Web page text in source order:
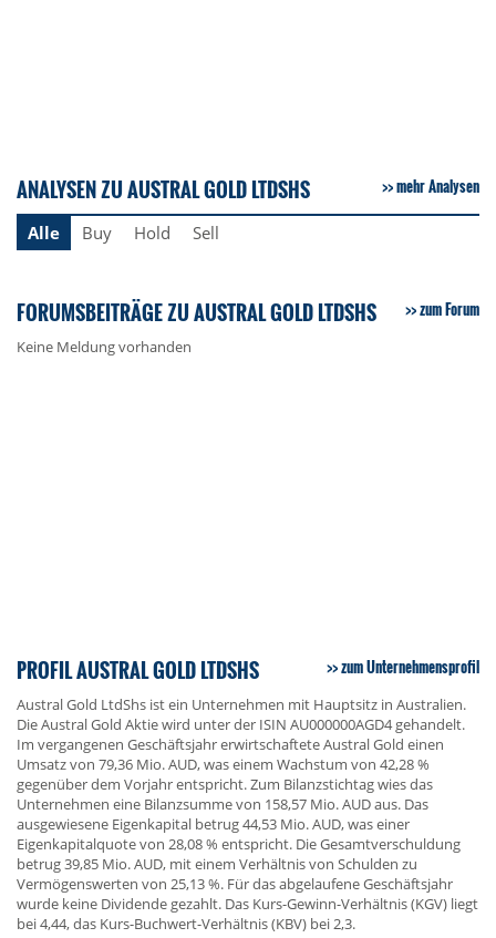
ANALYSEN ZU AUSTRAL GOLD LTDSHS mehr Analysen
Alle Buy Hold Sell
FORUMSBEITRÄGE ZU AUSTRAL GOLD LTDSHS zum Forum
Keine Meldung vorhanden
PROFIL AUSTRAL GOLD LTDSHS zum Unternehmensprofil
Austral Gold LtdShs ist ein Unternehmen mit Hauptsitz in Australien.
Die Austral Gold Aktie wird unter der ISIN AU000000AGD4 gehandelt.
Im vergangenen Geschäftsjahr erwirtschaftete Austral Gold einen
Umsatz von 79,36 Mio. AUD, was einem Wachstum von 42,28 %
gegenüber dem Vorjahr entspricht. Zum Bilanzstichtag wies das
Unternehmen eine Bilanzsumme von 158,57 Mio. AUD aus. Das
ausgewiesene Eigenkapital betrug 44,53 Mio. AUD, was einer
Eigenkapitalquote von 28,08 % entspricht. Die Gesamtverschuldung
betrug 39,85 Mio. AUD, mit einem Verhältnis von Schulden zu
Vermögenswerten von 25,13 %. Für das abgelaufene Geschäftsjahr
wurde keine Dividende gezahlt. Das Kurs-Gewinn-Verhältnis (KGV) liegt
bei 4,44, das Kurs-Buchwert-Verhältnis (KBV) bei 2,3.